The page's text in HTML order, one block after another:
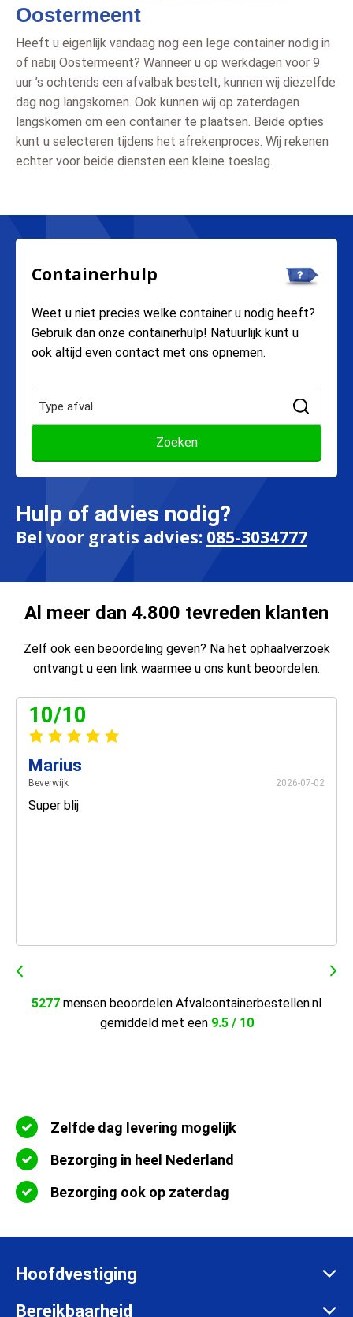
Oostermeent
Heeft u eigenlijk vandaag nog een lege container nodig in
of nabij Oostermeent? Wanneer u op werkdagen voor 9
uur ’s ochtends een afvalbak bestelt, kunnen wij diezelfde
dag nog langskomen. Ook kunnen wij op zaterdagen
langskomen om een container te plaatsen. Beide opties
kunt u selecteren tijdens het afrekenproces. Wij rekenen
echter voor beide diensten een kleine toeslag.
Containerhulp
Weet u niet precies welke container u nodig heeft?
Gebruik dan onze containerhulp! Natuurlijk kunt u
ook altijd even contact met ons opnemen.
Hulp of advies nodig?
Bel voor gratis advies: 085-3034777
Al meer dan 4.800 tevreden klanten
Zelf ook een beoordeling geven? Na het ophaalverzoek
ontvangt u een link waarmee u ons kunt beoordelen.
10/10
Marius
Beverwijk 2026-07-02
Super blij
5277 mensen beoordelen Afvalcontainerbestellen.nl
gemiddeld met een 9.5 / 10
Zelfde dag levering mogelijk
Bezorging in heel Nederland
Bezorging ook op zaterdag
Hoofdvestiging
Zadelmakersstraat 26
Bereikbaarheid